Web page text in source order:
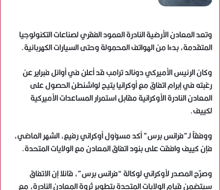
وتعد المعادن الأرضية النادرة العمود الفقري لصناعات التكنولوجيا
المتقدمة، بدءا من الهواتف المحمولة وحتى السيارات الكهربائية.
وكان الرئيس الأميركي دونالد ترامب قد أعلن في أوائل فبراير عن
رغبته في إبرام اتفاق مع أوكرانيا يتيح لواشنطن الحصول على
المعادن النادرة الأوكرانية مقابل استمرار المساعدات الأميركية
لكييف.
ووفقاً لـ”فرانس برس” أكد مسؤول أوكراني رفيع، الشهر الماضي،
فإن كييف وافقت على بنود اتفاق المعادن مع الولايات المتحدة.
وصرّح المصدر لأوكراني لوكالة “فرانس برس”، قائلا إن الاتفاق
سيتضمن قيام الولايات المتحدة بتطوير ثروة المعادن النادرة، مع